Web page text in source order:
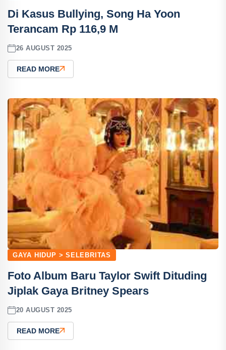
Di Kasus Bullying, Song Ha Yoon
Terancam Rp 116,9 M
26 AUGUST 2025
READ MORE
GAYA HIDUP > SELEBRITAS
Foto Album Baru Taylor Swift Dituding
Jiplak Gaya Britney Spears
20 AUGUST 2025
READ MORE